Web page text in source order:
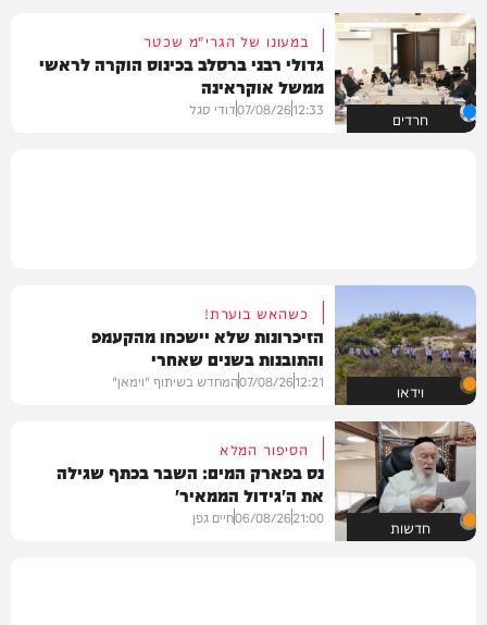
חרדים
במעונו של הגרי"מ שכטר
גדולי רבני ברסלב בכינוס הוקרה לראשי
ממשל אוקראינה
12:33
07/08/26דודי סגל
וידאו
כשהאש בוערת!
הזיכרונות שלא יישכחו מהקעמפ
והתובנות בשנים שאחרי
12:21
07/08/26המחדש בשיתוף "וימאן"
חדשות
הסיפור המלא
נס בפארק המים: השבר בכתף שגילה
את ה'גידול הממאיר'
21:00
06/08/26חיים גפן